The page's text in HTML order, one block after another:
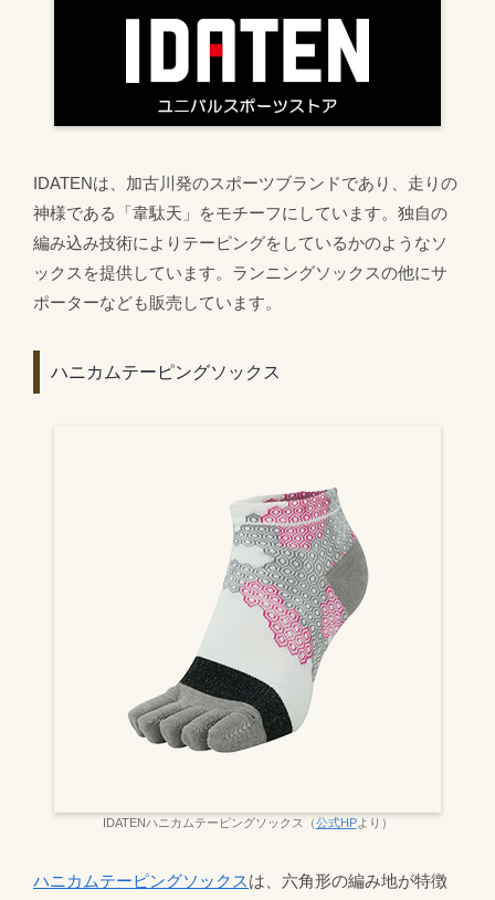
IDATENは、加古川発のスポーツブランドであり、走りの
神様である「韋駄天」をモチーフにしています。独自の
編み込み技術によりテーピングをしているかのようなソ
ックスを提供しています。ランニングソックスの他にサ
ポーターなども販売しています。
ハニカムテーピングソックス
IDATENハニカムテーピングソックス（公式HPより）
ハニカムテーピングソックスは、六角形の編み地が特徴